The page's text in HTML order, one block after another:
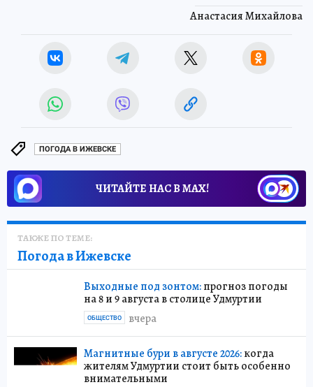
Анастасия Михайлова
ПОГОДА В ИЖЕВСКЕ
ЧИТАЙТЕ НАС В МАХ!
ТАКЖЕ ПО ТЕМЕ:
Погода в Ижевске
Выходные под зонтом:прогноз погоды
на 8 и 9 августа в столице Удмуртии
вчера
ОБЩЕСТВО
Магнитные бури в августе 2026:когда
жителям Удмуртии стоит быть особенно
внимательными